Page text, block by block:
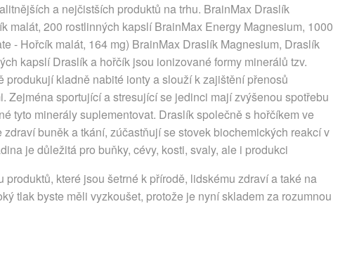
a nejčistších produktů na trhu. BrainMax Draslík
malát, 200 rostlinných kapslí BrainMax Energy Magnesium, 1000
- Hořcík malát, 164 mg) BrainMax Draslík Magnesium, Draslík
kapslí Draslík a hořčík jsou ionizované formy minerálů tzv.
produkují kladně nabité ionty a slouží k zajištění přenosů
Zejména sportující a stresující se jedinci mají zvýšenou spotřebu
tyto minerály suplementovat. Draslík společně s hořčíkem ve
buněk a tkání, zúčastňují se stovek biochemických reakcí v
je důležitá pro buňky, cévy, kosti, svaly, ale i produkci
produktů, které jsou šetrné k přírodě, lidskému zdraví a také na
tlak byste měli vyzkoušet, protože je nyní skladem za rozumnou